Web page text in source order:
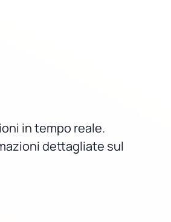
in tempo reale.
dettagliate sul